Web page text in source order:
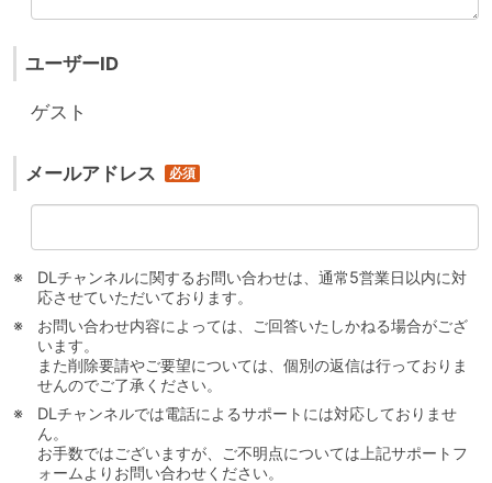
ユーザーID
ゲスト
メールアドレス
DLチャンネルに関するお問い合わせは、通常5営業日以内に対
応させていただいております。
お問い合わせ内容によっては、ご回答いたしかねる場合がござ
います。
また削除要請やご要望については、個別の返信は行っておりま
せんのでご了承ください。
DLチャンネルでは電話によるサポートには対応しておりませ
ん。
お手数ではございますが、ご不明点については上記サポートフ
ォームよりお問い合わせください。